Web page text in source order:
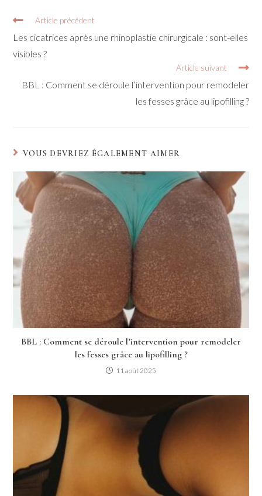
Article précédent
Les cicatrices après une rhinoplastie chirurgicale : sont-elles
visibles ?
Article suivant
BBL : Comment se déroule l’intervention pour remodeler
les fesses grâce au lipofilling ?
VOUS DEVRIEZ ÉGALEMENT AIMER
BBL : Comment se déroule l’intervention pour remodeler
les fesses grâce au lipofilling ?
11 août 2025